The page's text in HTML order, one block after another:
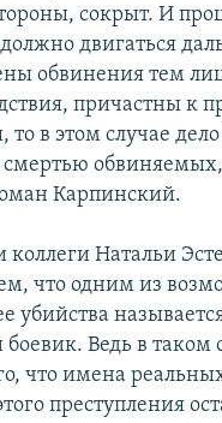
сокрыт. И
должно двигаться
обвинения тем
причастны к
в этом случае дело
Карпинский.
коллеги Натальи
что одним из
убийства
Ведь в таком
что имена
преступления